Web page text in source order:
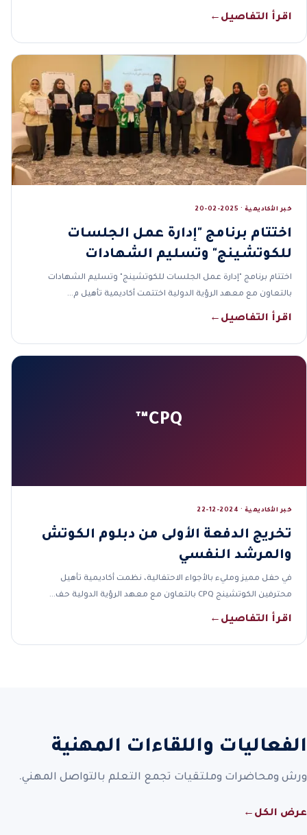
اقرأ التفاصيل ←
خبر الأكاديمية · 2025-02-20
اختتام برنامج "إدارة عمل الجلسات
للكوتشينج" وتسليم الشهادات
اختتام برنامج "إدارة عمل الجلسات للكوتشينج" وتسليم الشهادات
بالتعاون مع معهد الرؤية الدولية اختتمت أكاديمية تأهيل م…
اقرأ التفاصيل ←
CPQ™
خبر الأكاديمية · 2024-12-22
تخريج الدفعة الأولى من دبلوم الكوتش
والمرشد النفسي
في حفل مميز ومليء بالأجواء الاحتفالية، نظمت أكاديمية تأهيل
محترفين الكوتشينج CPQ بالتعاون مع معهد الرؤية الدولية حف…
اقرأ التفاصيل ←
الفعاليات واللقاءات المهنية
ورش ومحاضرات وملتقيات تجمع التعلم بالتواصل المهني.
عرض الكل ←